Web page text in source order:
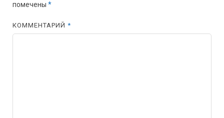
помечены *
КОММЕНТАРИЙ*